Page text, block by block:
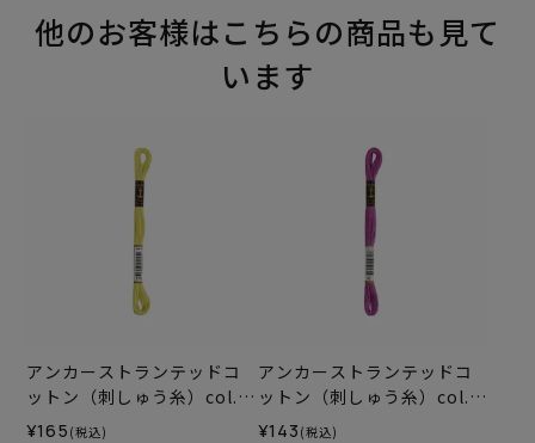
他のお客様はこちらの商品も見て
います
アンカーストランテッドコ
ットン（刺しゅう糸）col.0
278
¥165 (税込)
アンカーストランテッドコ
ットン（刺しゅう糸）col.0
092
¥143 (税込)